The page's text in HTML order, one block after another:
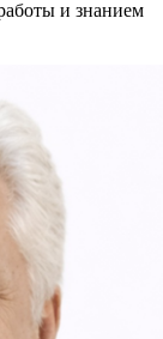
и знанием